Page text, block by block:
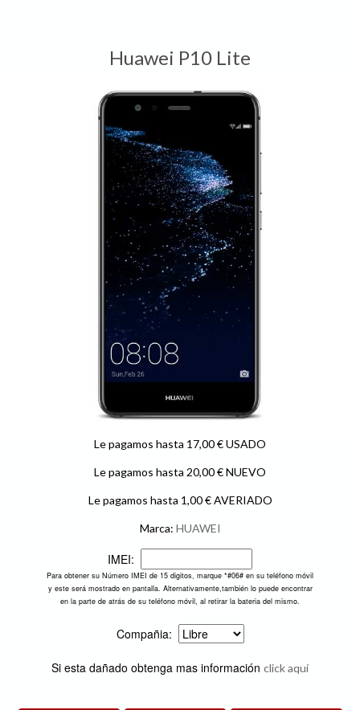
Huawei P10 Lite
Le pagamos hasta 17,00 € USADO
Le pagamos hasta 20,00 € NUEVO
Le pagamos hasta 1,00 € AVERIADO
Marca: HUAWEI
IMEI:
Para obtener su Número IMEI de 15 digitos, marque *#06# en su teléfono móvil
y este será mostrado en pantalla. Alternativamente,también lo puede encontrar
en la parte de atrás de su teléfono móvil, al retirar la bateria del mismo.
Compañia:
Si esta dañado obtenga mas información click aquí